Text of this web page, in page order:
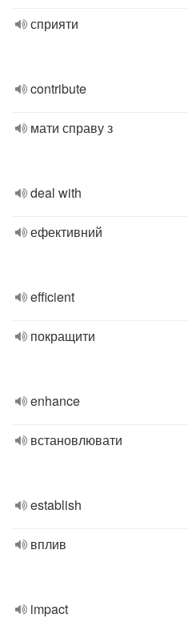
сприяти
contribute
мати справу з
deal with
ефективний
efficient
покращити
enhance
встановлювати
establish
вплив
impact